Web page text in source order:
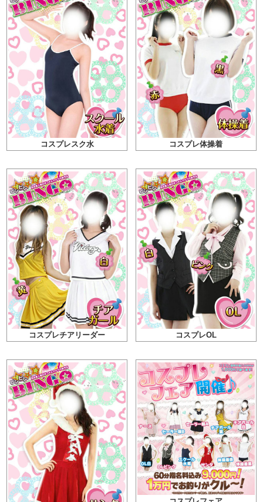
コスプレスク水 コスプレ体操着
コスプレチアリーダー コスプレOL